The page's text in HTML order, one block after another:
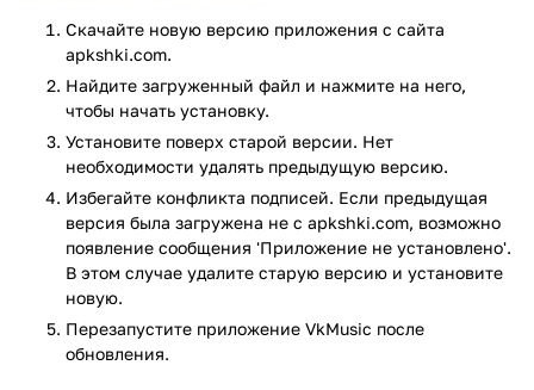
С сайта apkshki.com, вы всегда можете скачать
приложение VkMusic для Android, совершенно бесплатно.
Приложение VkMusic прошло проверку антивирусом
VirusTotal. В результате проверки по всем последним
сигнатурам заражения файлов не выявлено.
Скачайте новую версию приложения с сайта
apkshki.com.
Найдите загруженный файл и нажмите на него,
чтобы начать установку.
Установите поверх старой версии. Нет
необходимости удалять предыдущую версию.
Избегайте конфликта подписей. Если предыдущая
версия была загружена не с apkshki.com, возможно
появление сообщения 'Приложение не установлено'.
В этом случае удалите старую версию и установите
новую.
Перезапустите приложениe VkMusic после
обновления.